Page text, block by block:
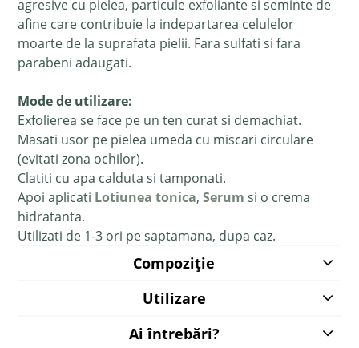
agresive cu pielea, particule exfoliante si seminte de
afine care contribuie la indepartarea celulelor
moarte de la suprafata pielii. Fara sulfati si fara
parabeni adaugati.
Mode de utilizare:
Exfolierea se face pe un ten curat si demachiat.
Masati usor pe pielea umeda cu miscari circulare
(evitati zona ochilor).
Clatiti cu apa calduta si tamponati.
Apoi aplicati Lotiunea tonica,Serum si o crema
hidratanta.
Utilizati de 1-3 ori pe saptamana, dupa caz.
Compoziție
Utilizare
Ai întrebări?